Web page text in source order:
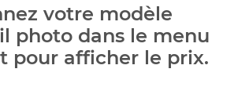
votre modèle
photo dans le menu
pour afficher le prix.